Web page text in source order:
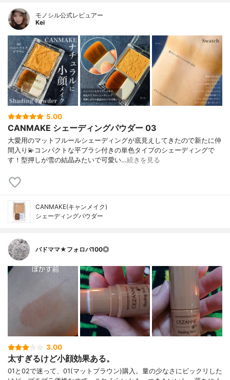
モノシル公式レビュアー
Kei
5.00
CANMAKE シェーディングパウダー 03
大愛用のマットフルールシェーディングが底見えしてきたので新たに仲
間入り💫コンパクトな平ブラシ付きの単色タイプのシェーディングで
す！型押しが雪の結晶みたいで可愛い…続きを見る
CANMAKE(キャンメイク)
シェーディングパウダー
バドママ★フォロバ100◎
3.00
太すぎるけど小顔効果ある。
01と02で迷って、01(マットブラウン)購入。量の少なさにビックリした